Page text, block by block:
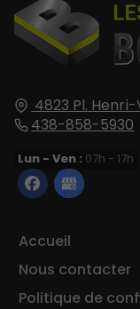
4823 Pl.
438-858-5930
Lun - Ven : 07h - 17h
Accueil
Nous contacter
Politique de